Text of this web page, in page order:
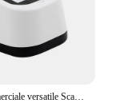
Scanner commerciale versatile Scanner di codici a barre cablato USB Scansione di codici QR a mani libere Lettore di codici 1D e 2D per negozi supermercati